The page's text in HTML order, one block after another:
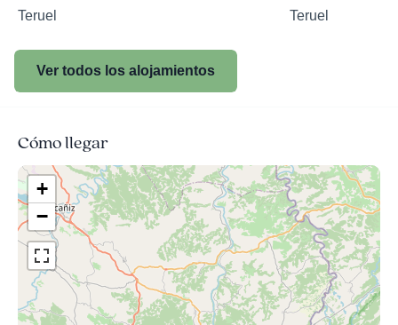
Teruel
Teruel
Ver todos los alojamientos
Cómo llegar
+
−